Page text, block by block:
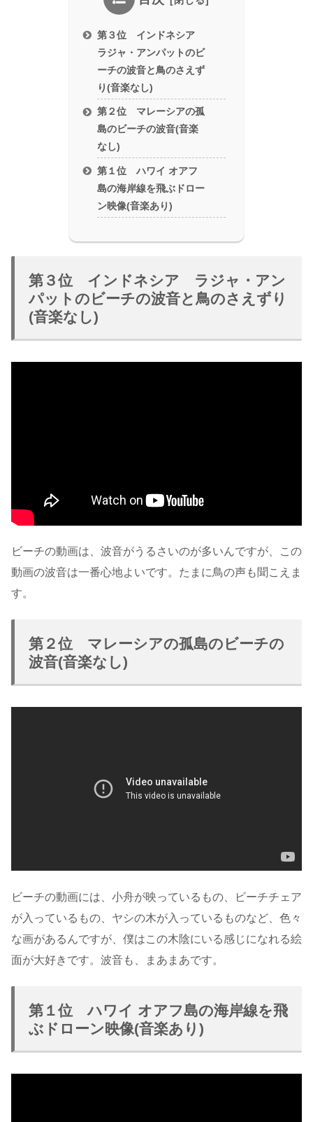
第３位 インドネシア
ラジャ・アンパットのビ
ーチの波音と鳥のさえず
り(音楽なし)
第２位 マレーシアの孤
島のビーチの波音(音楽
なし)
第１位 ハワイ オアフ
島の海岸線を飛ぶドロー
ン映像(音楽あり)
第３位 インドネシア ラジャ・アン
パットのビーチの波音と鳥のさえずり
(音楽なし)
ビーチの動画は、波音がうるさいのが多いんですが、この
動画の波音は一番心地よいです。たまに鳥の声も聞こえま
す。
第２位 マレーシアの孤島のビーチの
波音(音楽なし)
ビーチの動画には、小舟が映っているもの、ビーチチェア
が入っているもの、ヤシの木が入っているものなど、色々
な画があるんですが、僕はこの木陰にいる感じになれる絵
面が大好きです。波音も、まあまあです。
第１位 ハワイ オアフ島の海岸線を飛
ぶドローン映像(音楽あり)